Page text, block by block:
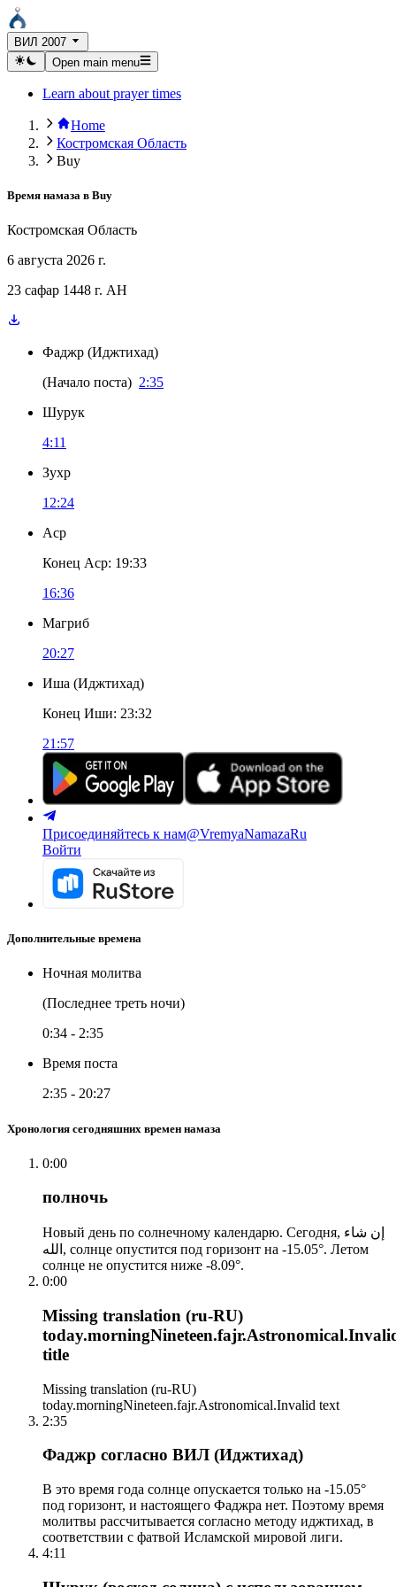
ВИЛ 2007
Open main menu
Learn about prayer times
Home
Костромская Область
Buy
Время намаза в Buy
Костромская Область
6 августа 2026 г.
23 сафар 1448 г. AH
Фаджр (Иджтихад)
(Начало поста) 2:35
Шурук
4:11
Зухр
12:24
Аср
Конец Аср: 19:33
16:36
Магриб
20:27
Иша (Иджтихад)
Конец Иши: 23:32
21:57
Присоединяйтесь к нам@VremyaNamazaRu
Войти
Дополнительные времена
Ночная молитва
(Последнее треть ночи)
0:34 - 2:35
Время поста
2:35 - 20:27
Хронология сегодняшних времен намаза
0:00
полночь
Новый день по солнечному календарю. Сегодня, إن شاء
الله, солнце опустится под горизонт на -15.05°. Летом
солнце не опустится ниже -8.09°.
0:00
Missing translation (ru-RU)
title
Missing translation (ru-RU)
today.morningNineteen.fajr.Astronomical.Invalid text
2:35
Фаджр согласно ВИЛ (Иджтихад)
В это время года солнце опускается только на -15.05°
под горизонт, и настоящего Фаджра нет. Поэтому время
молитвы рассчитывается согласно методу иджтихад, в
соответствии с фатвой Исламской мировой лиги.
4:11